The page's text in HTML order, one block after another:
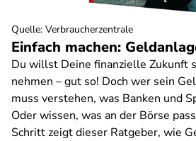
Einfach machen:
Du willst Deine finanzielle Zukunft
nehmen – gut so! Doch wer sein
muss verstehen, was Banken und
Oder wissen, was an der Börse
Schritt zeigt dieser Ratgeber, wie
Quelle: Verbraucherzentrale